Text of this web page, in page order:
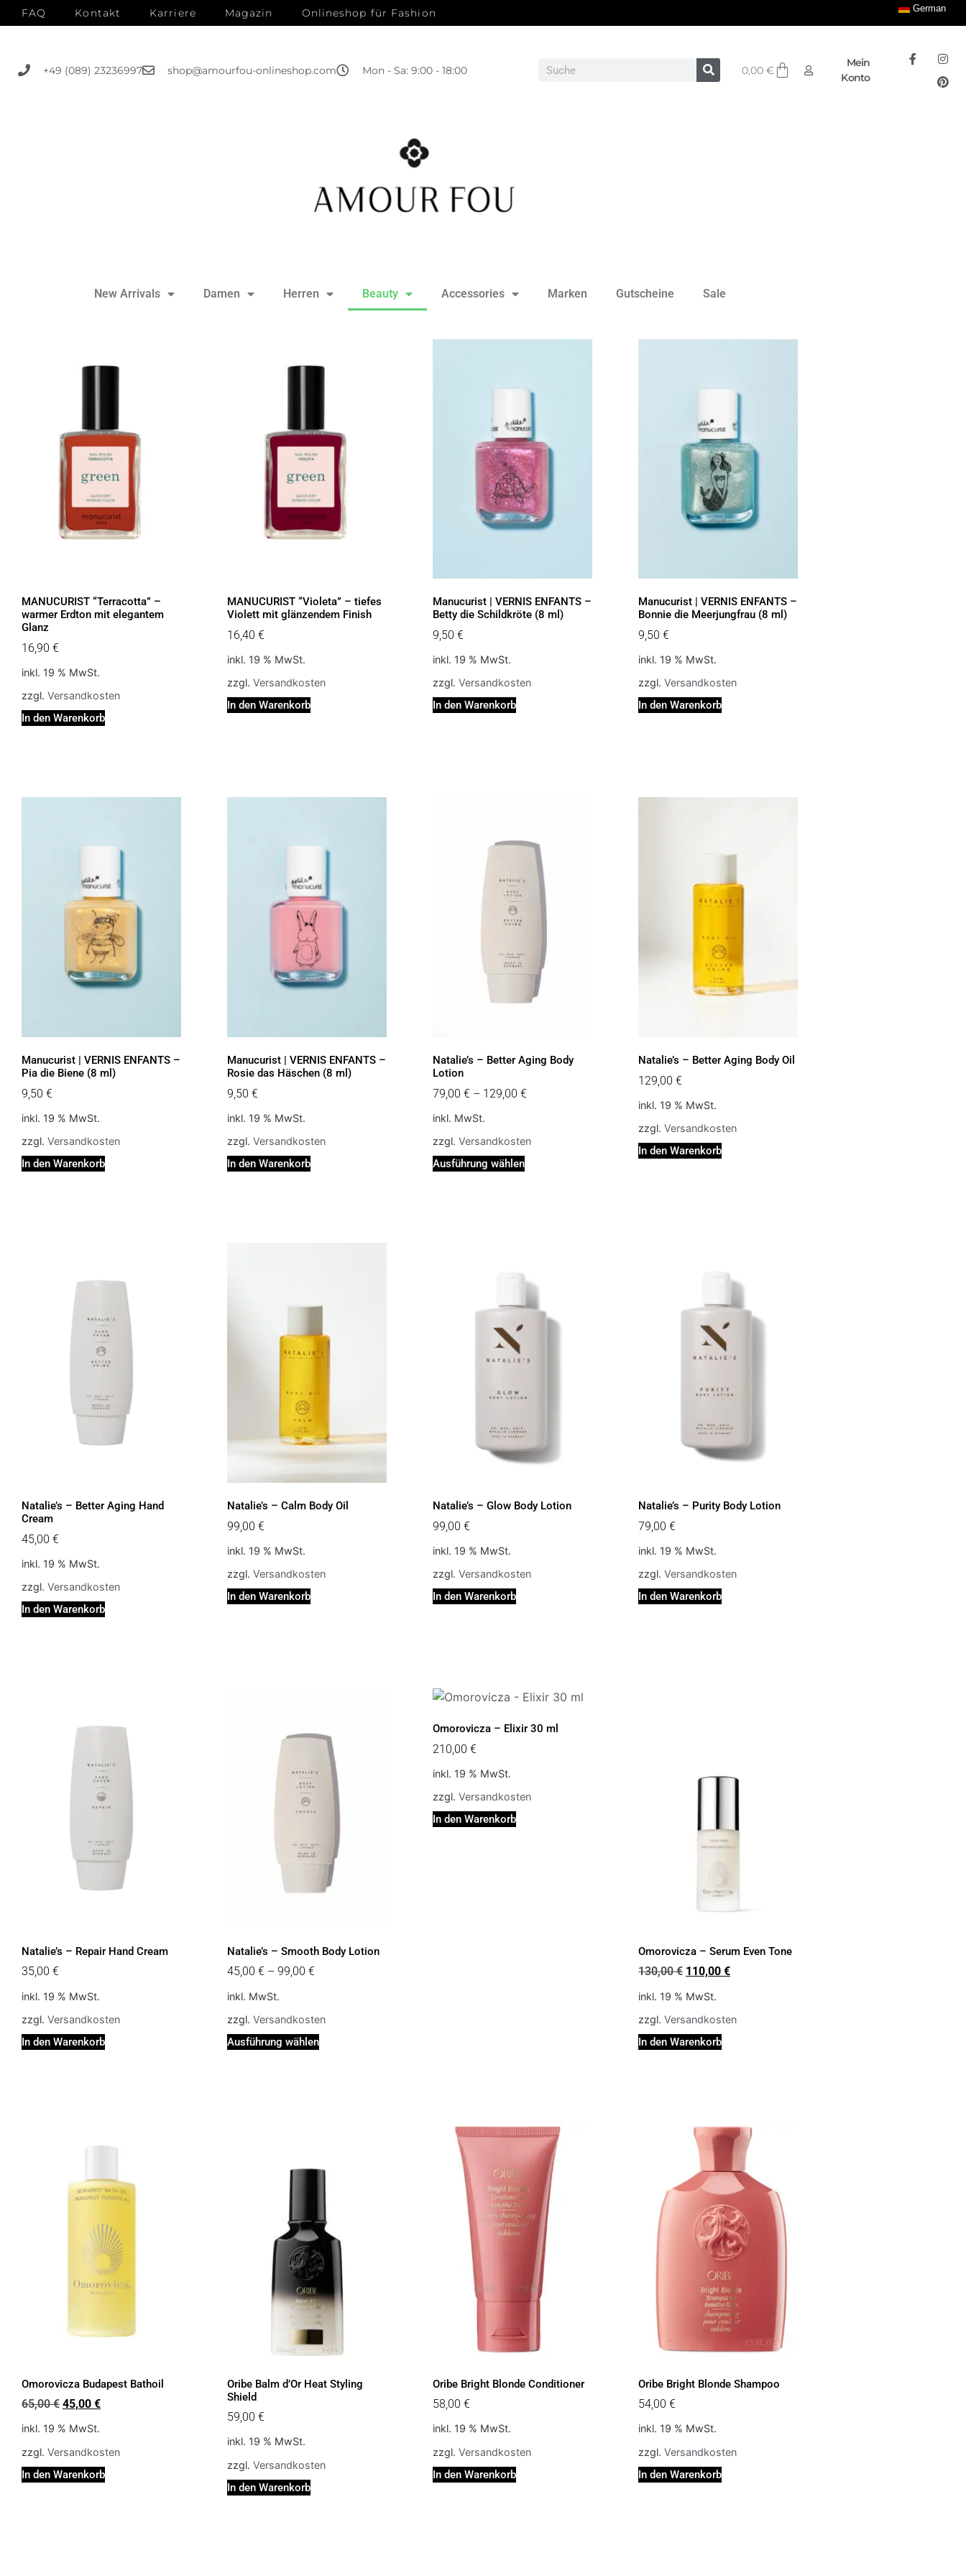
FAQ Kontakt Karriere Magazin Onlineshop für Fashion
+49 (089) 23236997 shop@amourfou-onlineshop.com Mon - Sa: 9:00 - 18:00 0,00€
Mein
Konto
New Arrivals Damen Herren Beauty Accessories Marken Gutscheine Sale
MANUCURIST “Terracotta” –
warmer Erdton mit elegantem
Glanz
16,90 €
inkl. 19 % MwSt.
zzgl. Versandkosten
In den Warenkorb
MANUCURIST “Violeta” – tiefes
Violett mit glänzendem Finish
16,40 €
inkl. 19 % MwSt.
zzgl. Versandkosten
In den Warenkorb
Manucurist | VERNIS ENFANTS –
Betty die Schildkröte (8 ml)
9,50 €
inkl. 19 % MwSt.
zzgl. Versandkosten
In den Warenkorb
Manucurist | VERNIS ENFANTS –
Bonnie die Meerjungfrau (8 ml)
9,50 €
inkl. 19 % MwSt.
zzgl. Versandkosten
In den Warenkorb
Manucurist | VERNIS ENFANTS –
Pia die Biene (8 ml)
9,50 €
inkl. 19 % MwSt.
zzgl. Versandkosten
In den Warenkorb
Manucurist | VERNIS ENFANTS –
Rosie das Häschen (8 ml)
9,50 €
inkl. 19 % MwSt.
zzgl. Versandkosten
In den Warenkorb
Natalie’s – Better Aging Body
Lotion
79,00 € – 129,00 €
inkl. MwSt.
zzgl. Versandkosten
Ausführung wählen
Natalie’s – Better Aging Body Oil
129,00 €
inkl. 19 % MwSt.
zzgl. Versandkosten
In den Warenkorb
Natalie’s – Better Aging Hand
Cream
45,00 €
inkl. 19 % MwSt.
zzgl. Versandkosten
In den Warenkorb
Natalie’s – Calm Body Oil
99,00 €
inkl. 19 % MwSt.
zzgl. Versandkosten
In den Warenkorb
Natalie’s – Glow Body Lotion
99,00 €
inkl. 19 % MwSt.
zzgl. Versandkosten
In den Warenkorb
Natalie’s – Purity Body Lotion
79,00 €
inkl. 19 % MwSt.
zzgl. Versandkosten
In den Warenkorb
Natalie’s – Repair Hand Cream
35,00 €
inkl. 19 % MwSt.
zzgl. Versandkosten
In den Warenkorb
Natalie’s – Smooth Body Lotion
45,00 € – 99,00 €
inkl. MwSt.
zzgl. Versandkosten
Ausführung wählen
Omorovicza – Elixir 30 ml
210,00 €
inkl. 19 % MwSt.
zzgl. Versandkosten
In den Warenkorb
Omorovicza – Serum Even Tone
130,00€ 110,00 €
inkl. 19 % MwSt.
zzgl. Versandkosten
In den Warenkorb
Omorovicza Budapest Bathoil
65,00€ 45,00 €
inkl. 19 % MwSt.
zzgl. Versandkosten
In den Warenkorb
Oribe Balm d’Or Heat Styling
Shield
59,00 €
inkl. 19 % MwSt.
zzgl. Versandkosten
In den Warenkorb
Oribe Bright Blonde Conditioner
58,00 €
inkl. 19 % MwSt.
zzgl. Versandkosten
In den Warenkorb
Oribe Bright Blonde Shampoo
54,00 €
inkl. 19 % MwSt.
zzgl. Versandkosten
In den Warenkorb
German